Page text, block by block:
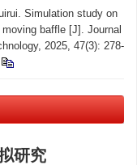
Simulation study on
baffle [J]. Journal
2025, 47(3): 278-
研究